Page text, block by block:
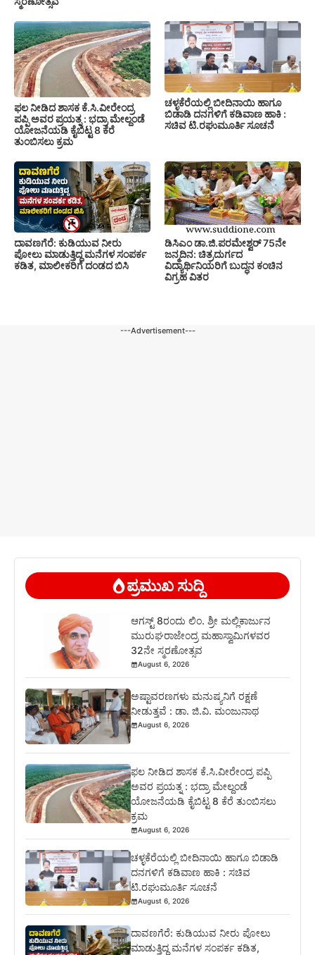
ಫಲ ನೀಡಿದ ಶಾಸಕ ಕೆ.ಸಿ.ವೀರೇಂದ್ರ
ಪಪ್ಪಿ ಅವರ ಪ್ರಯತ್ನ : ಭದ್ರಾ ಮೇಲ್ದಂಡೆ
ಯೋಜನೆಯಡಿ ಕೈಬಿಟ್ಟ 8 ಕೆರೆ
ತುಂಬಿಸಲು ಕ್ರಮ
ಚಳ್ಳಕೆರೆಯಲ್ಲಿ ಬೀದಿನಾಯಿ ಹಾಗೂ
ಬಿಡಾಡಿ ದನಗಳಿಗೆ ಕಡಿವಾಣ ಹಾಕಿ :
ಸಚಿವ ಟಿ.ರಘುಮೂರ್ತಿ ಸೂಚನೆ
ದಾವಣಗೆರೆ: ಕುಡಿಯುವ ನೀರು
ಪೋಲು ಮಾಡುತ್ತಿದ್ದ ಮನೆಗಳ ಸಂಪರ್ಕ
ಕಡಿತ, ಮಾಲೀಕರಿಗೆ ದಂಡದ ಬಿಸಿ
ಡಿಸಿಎಂ ಡಾ.ಜಿ.ಪರಮೇಶ್ವರ್ 75ನೇ
ಜನ್ಮದಿನ: ಚಿತ್ರದುರ್ಗದ
ವಿದ್ಯಾರ್ಥಿನಿಯರಿಗೆ ಬುದ್ಧನ ಕಂಚಿನ
ವಿಗ್ರಹ ವಿತರ
---Advertisement---
ಪ್ರಮುಖ ಸುದ್ದಿ
ಆಗಸ್ಟ್ 8ರಂದು ಲಿಂ. ಶ್ರೀ ಮಲ್ಲಿಕಾರ್ಜುನ
ಮುರುಘರಾಜೇಂದ್ರ ಮಹಾಸ್ವಾಮಿಗಳವರ
32ನೇ ಸ್ಮರಣೋತ್ಸವ
August 6, 2026
ಅಷ್ಟಾವರಣಗಳು ಮನುಷ್ಯನಿಗೆ ರಕ್ಷಣೆ
ನೀಡುತ್ತವೆ : ಡಾ. ಜಿ.ವಿ. ಮಂಜುನಾಥ
August 6, 2026
ಫಲ ನೀಡಿದ ಶಾಸಕ ಕೆ.ಸಿ.ವೀರೇಂದ್ರ ಪಪ್ಪಿ
ಅವರ ಪ್ರಯತ್ನ : ಭದ್ರಾ ಮೇಲ್ದಂಡೆ
ಯೋಜನೆಯಡಿ ಕೈಬಿಟ್ಟ 8 ಕೆರೆ ತುಂಬಿಸಲು
ಕ್ರಮ
August 6, 2026
ಚಳ್ಳಕೆರೆಯಲ್ಲಿ ಬೀದಿನಾಯಿ ಹಾಗೂ ಬಿಡಾಡಿ
ದನಗಳಿಗೆ ಕಡಿವಾಣ ಹಾಕಿ : ಸಚಿವ
ಟಿ.ರಘುಮೂರ್ತಿ ಸೂಚನೆ
August 6, 2026
ದಾವಣಗೆರೆ: ಕುಡಿಯುವ ನೀರು ಪೋಲು
ಮಾಡುತ್ತಿದ್ದ ಮನೆಗಳ ಸಂಪರ್ಕ ಕಡಿತ,